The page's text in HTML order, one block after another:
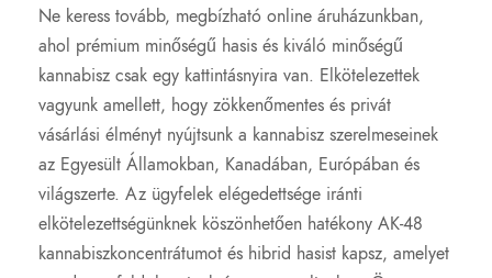
Ne keress tovább, megbízható online áruházunkban,
ahol prémium minőségű hasis és kiváló minőségű
kannabisz csak egy kattintásnyira van. Elkötelezettek
vagyunk amellett, hogy zökkenőmentes és privát
vásárlási élményt nyújtsunk a kannabisz szerelmeseinek
az Egyesült Államokban, Kanadában, Európában és
világszerte. Az ügyfelek elégedettsége iránti
elkötelezettségünknek köszönhetően hatékony AK-48
kannabiszkoncentrátumot és hibrid hasist kapsz, amelyet